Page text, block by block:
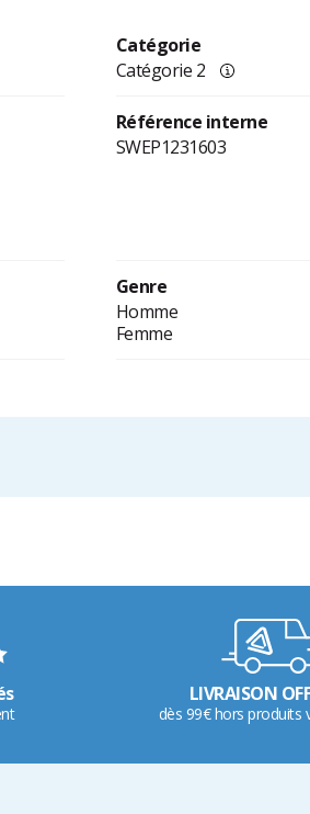
Catégorie
Catégorie 2
Référence interne
SWEP1231603
Genre
Homme
Femme
LIVRAISON
dès 99€ hors produits